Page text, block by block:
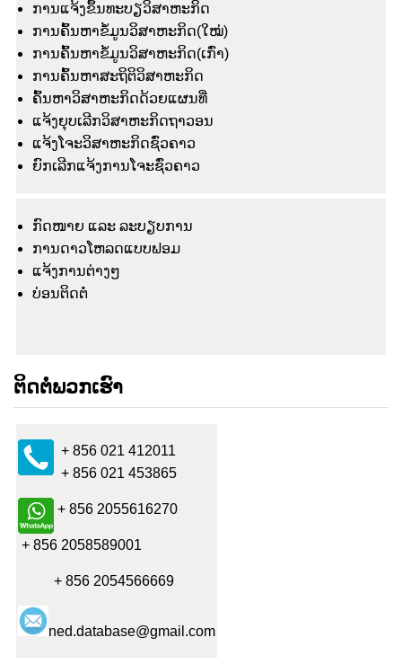
ການແຈ້ງຂຶ້ນທະບຽວິສາຫະກິດ
ການຄົ້ນຫາຂໍ້ມູນວິສາຫະກິດ(ໃໝ່)
ການຄົ້ນຫາຂໍ້ມູນວິສາຫະກິດ(ເກົ່າ)
ການຄົ້ນຫາສະຖິຕິວິສາຫະກິດ
ຄົ້ນຫາວິສາຫະກິດດ້ວຍແຜນທີ່
ແຈ້ງຍຸບເລີກວິສາຫະກິດຖາວອນ
ແຈ້ງໂຈະວິສາຫະກິດຊົ່ວຄາວ
ຍົກເລີກແຈ້ງການໂຈະຊົ່ວຄາວ
ກົດໜາຍ ແລະ ລະບຽບການ
ການດາວໂຫລດແບບຟອມ
ແຈ້ງ​ການ​ຕ່າງໆ
ບ່ອນຕິດຕໍ່
ຕິດຕໍ່ພວກເຮົາ
+ 856 021 412011
+ 856 021 453865
+ 856 2055616270
+ 856 2058589001
+ 856 2054566669
ned.database@gmail.com